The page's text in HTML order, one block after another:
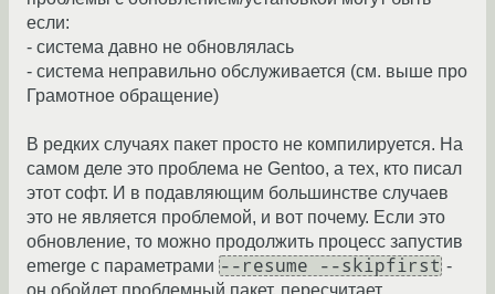
если:
- система давно не обновлялась
- система неправильно обслуживается (см. выше про
Грамотное обращение)
В редких случаях пакет просто не компилируется. На
самом деле это проблема не Gentoo, а тех, кто писал
этот софт. И в подавляющим большинстве случаев
это не является проблемой, и вот почему. Если это
обновление, то можно продолжить процесс запустив
emerge с параметрами --resume --skipfirst -